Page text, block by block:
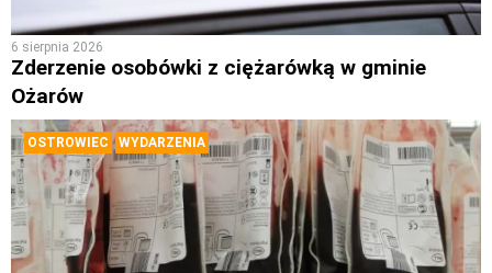
6 sierpnia 2026
Zderzenie osobówki z ciężarówką w gminie
Ożarów
OSTROWIEC WYDARZENIA